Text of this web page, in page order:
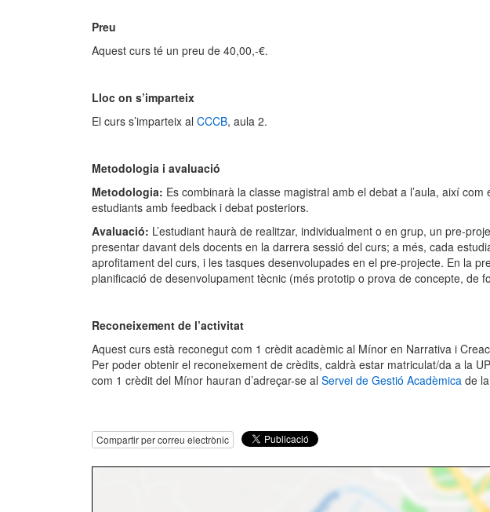
Preu
Aquest curs té un preu de 40,00,-€.
Lloc on s’imparteix
El curs s’imparteix al CCCB, aula 2.
Metodologia i avaluació
Metodologia: Es combinarà la classe magistral amb el debat a l’aula, així
estudiants amb feedback i debat posteriors.
Avaluació: L’estudiant haurà de realitzar, individualment o en grup, un pre-
presentar davant dels docents en la darrera sessió del curs; a més, cada
aprofitament del curs, i les tasques desenvolupades en el pre-projecte. En la
planificació de desenvolupament tècnic (més prototip o prova de concepte, de
Reconeixement de l’activitat
Aquest curs està reconegut com 1 crèdit acadèmic al Mínor en Narrativa i
Per poder obtenir el reconeixement de crèdits, caldrà estar matriculat/da a la
com 1 crèdit del Mínor hauran d’adreçar-se al Servei de Gestió Acadèmica de
Compartir per correu electrònic